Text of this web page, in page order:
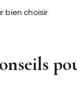
bien choisir